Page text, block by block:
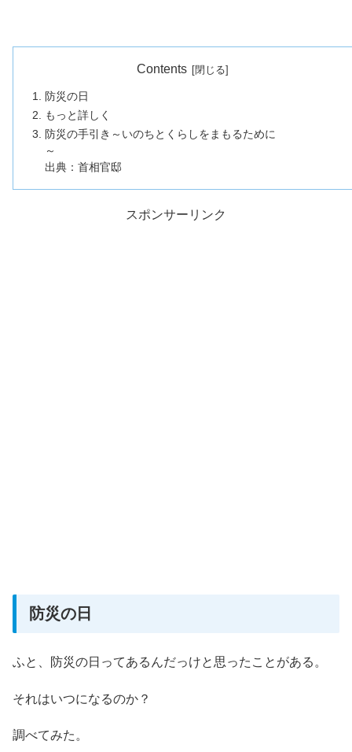
Contents
防災の日
もっと詳しく
防災の手引き～いのちとくらしをまもるために
～
出典：首相官邸
スポンサーリンク
防災の日
ふと、防災の日ってあるんだっけと思ったことがある。
それはいつになるのか？
調べてみた。